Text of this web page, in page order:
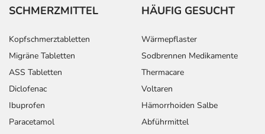
SCHMERZMITTEL
Kopfschmerztabletten
Migräne Tabletten
ASS Tabletten
Diclofenac
Ibuprofen
Paracetamol
HÄUFIG GESUCHT
Wärmepflaster
Sodbrennen Medikamente
Thermacare
Voltaren
Hämorrhoiden Salbe
Abführmittel